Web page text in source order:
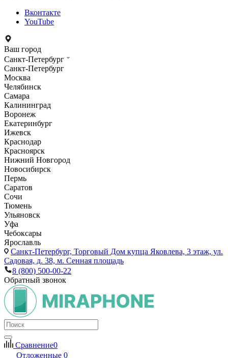
Вконтакте
YouTube
Ваш город
Санкт-Петербург
Санкт-Петербург
Москва
Челябинск
Самара
Калининград
Воронеж
Екатеринбург
Ижевск
Краснодар
Красноярск
Нижний Новгород
Новосибирск
Пермь
Саратов
Сочи
Тюмень
Ульяновск
Уфа
Чебоксары
Ярославль
Санкт-Петербург, Торговый Дом купца Яковлева, 3 этаж, ул.
Садовая, д. 38, м. Сенная площадь
8 (800) 500-00-22
Обратный звонок
Сравнение0
Отложенные 0